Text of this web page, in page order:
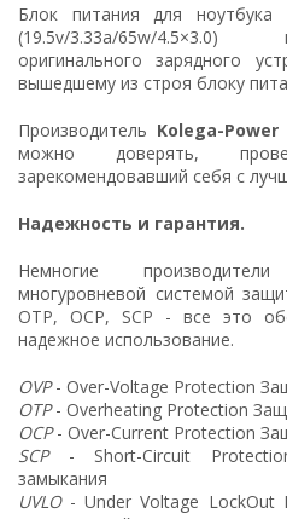
Блок питания для ноутбука
(19.5v/3.33a/65w/
оригинального зарядного
вышедшему из строя блоку
Производитель Kolega-Power
можно доверять,
зарекомендовавший себя с
Надежность и гарантия.
Немногие
многуровневой системой
OTP, OCP, SCP - все это
надежное использование.
OVP- Over-Voltage Protection
OTP- Overheating Protection
OCP- Over-Current Protection
SCP- Short-Circuit
замыкания
UVLO- Under Voltage LockOut